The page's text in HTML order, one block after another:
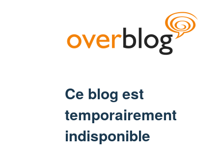
Ce blog est
temporairement
indisponible